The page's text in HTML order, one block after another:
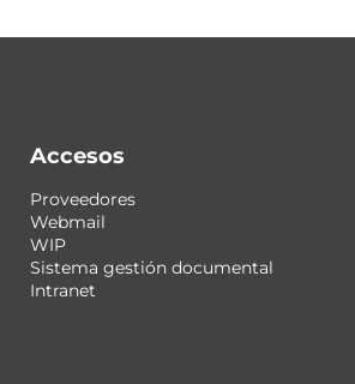
Accesos
Proveedores
Webmail
WIP
Sistema gestión documental
Intranet